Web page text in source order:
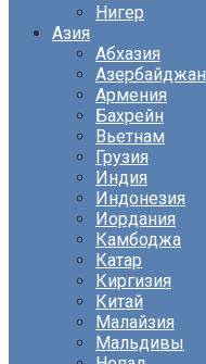
Нигер
Азия
Абхазия
Азербайджан
Армения
Бахрейн
Вьетнам
Грузия
Индия
Индонезия
Иордания
Камбоджа
Катар
Киргизия
Китай
Малайзия
Мальдивы